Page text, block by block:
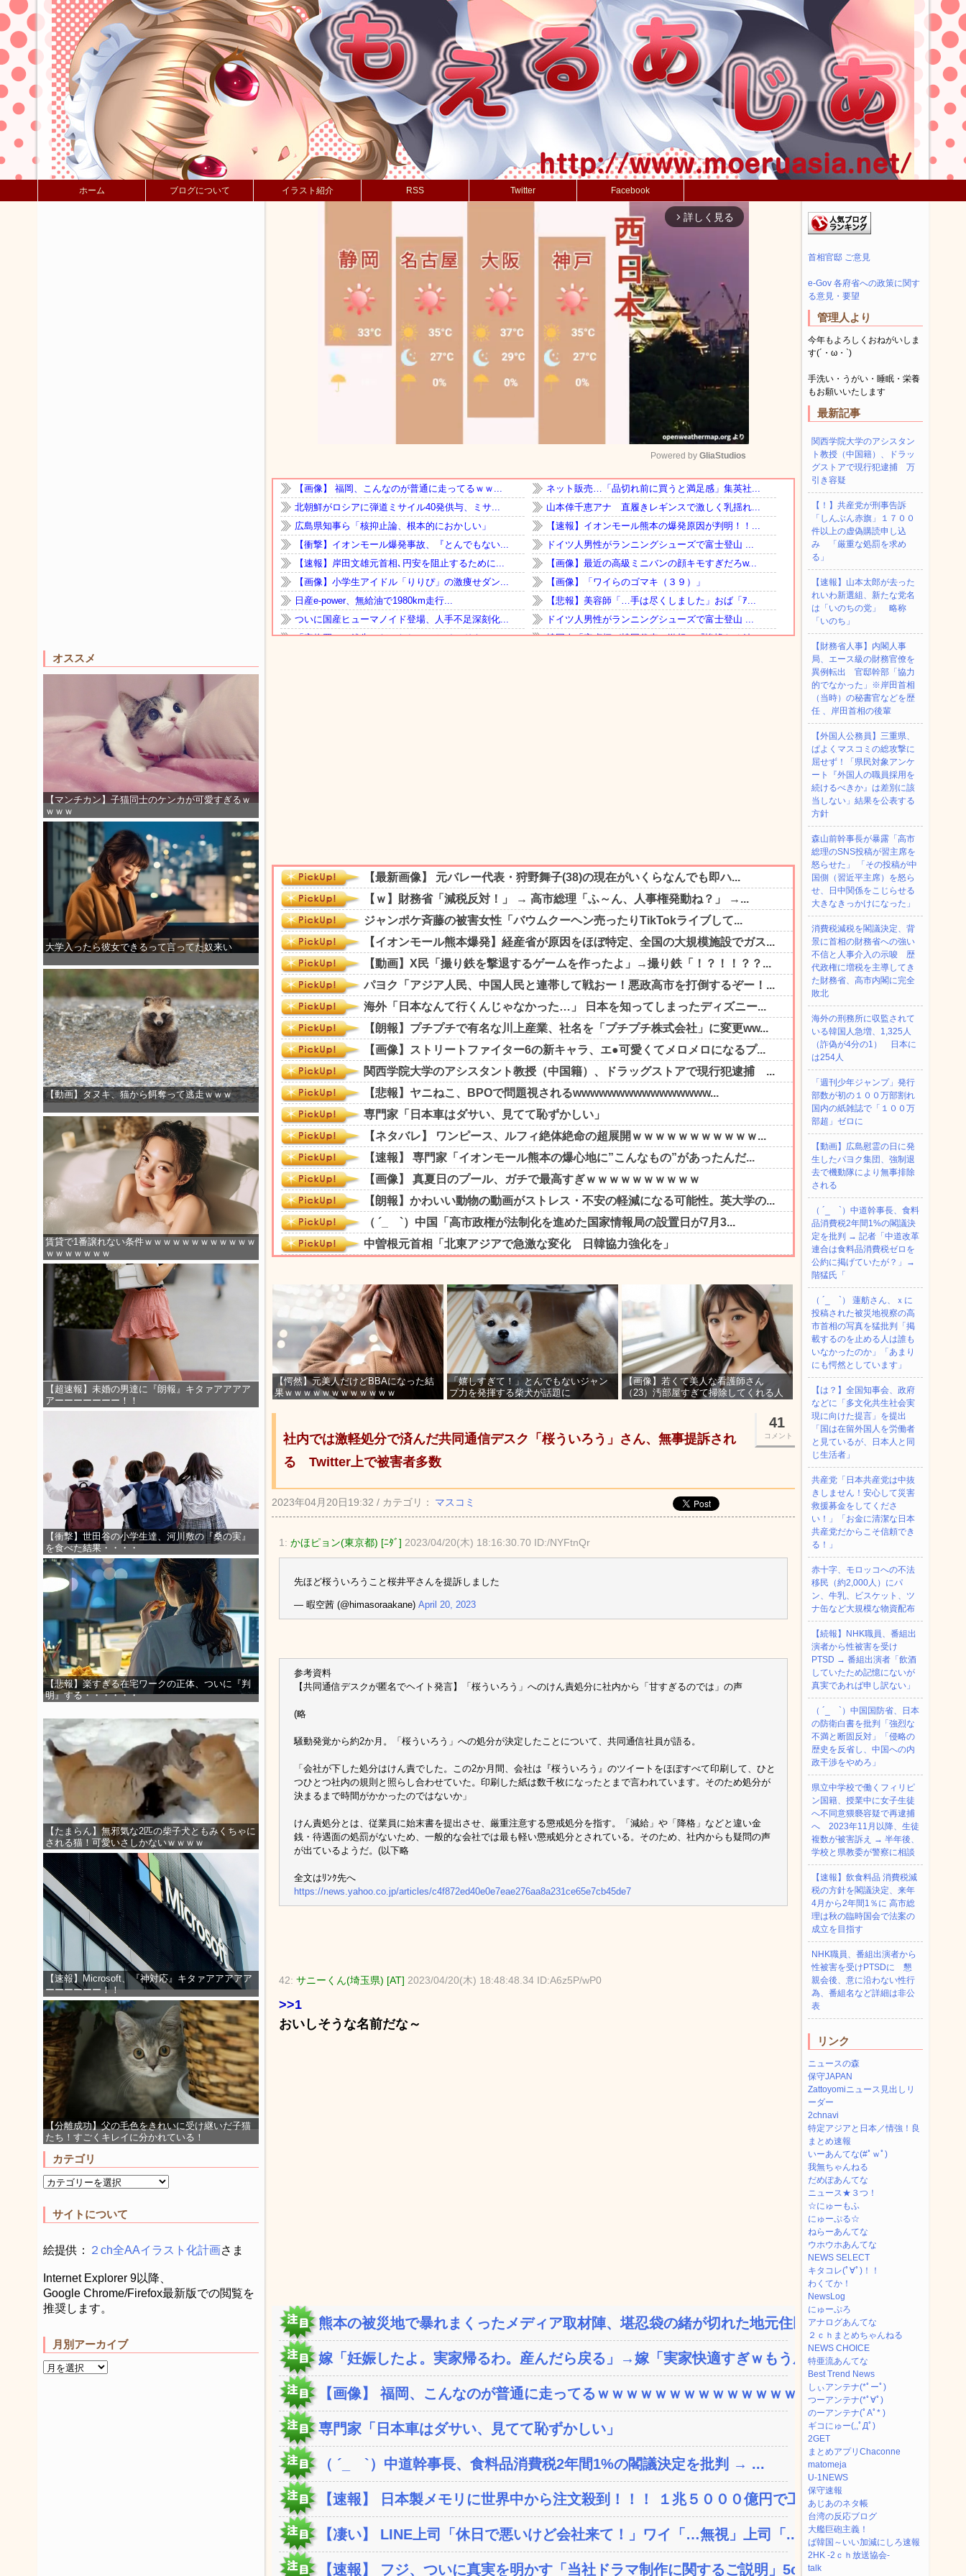
ホーム ブログについて イラスト紹介 RSS Twitter Facebook
オススメ
【マンチカン】子猫同士のケンカが可愛すぎるｗ
ｗｗｗ
大学入ったら彼女できるって言ってた奴来い
【動画】タヌキ、猫から餌奪って逃走ｗｗｗ
賃貸で1番譲れない条件ｗｗｗｗｗｗｗｗｗｗｗｗ
ｗｗｗｗｗｗｗ
【超速報】未婚の男達に『朗報』キタァアアアア
アーーーーーーー！！
【衝撃】世田谷の小学生達、河川敷の『桑の実』
を食べた結果・・・・
【悲報】楽すぎる在宅ワークの正体、ついに『判
明』する・・・・・・
【たまらん】無邪気な2匹の柴子犬ともみくちゃに
される猫！可愛いさしかないｗｗｗｗ
【速報】Microsoft、『神対応』キタァアアアアア
ーーーーーー！！
【分離成功】父の毛色をきれいに受け継いだ子猫
たち！すごくキレイに分かれている！
カテゴリ
サイトについて
絵提供： ２ch全AAイラスト化計画さま
Internet Explorer 9以降、
Google Chrome/Firefox最新版での閲覧を
推奨します。
月別アーカイブ
arrow_forward_ios 詳しく見る
Mute
Powered by GliaStudios
【愕然】元美人だけどBBAになった結
果ｗｗｗｗｗｗｗｗｗｗｗｗ
「嬉しすぎて！」とんでもないジャン
プ力を発揮する柴犬が話題に
【画像】若くて美人な看護師さん
（23）汚部屋すぎて掃除してくれる人
41
コメント
社内では激軽処分で済んだ共同通信デスク「桜ういろう」さん、無事提訴され
る Twitter上で被害者多数
2023年04月20日19:32 / カテゴリ： マスコミ
1: かほピョン(東京都) [ﾆﾀﾞ] 2023/04/20(木) 18:16:30.70 ID:/NYFtnQr
先ほど桜ういろうこと桜井平さんを提訴しました
— 暇空茜 (@himasoraakane) April 20, 2023
参考資料
【共同通信デスクが匿名でヘイト発言】「桜ういろう」へのけん責処分に社内から「甘すぎるのでは」の声
(略
騒動発覚から約2か月。「桜ういろう」への処分が決定したことについて、共同通信社員が語る。
「会社が下した処分はけん責でした。この2か月間、会社は『桜ういろう』のツイートをほぼすべて印刷して、ひと
つひとつ社内の規則と照らし合わせていた。印刷した紙は数千枚になったとまで言われています。そのため処分が
決まるまで時間がかかったのではないか」
けん責処分とは、従業員に始末書を提出させ、厳重注意する懲戒処分を指す。「減給」や「降格」などと違い金
銭・待遇面の処罰がないため、一般的な会社では最も軽い懲戒処分とされている。そのため、社内からも疑問の声
が出ているようだ。(以下略
全文はﾘﾝｸ先へ
https://news.yahoo.co.jp/articles/c4f872ed40e0e7eae276aa8a231ce65e7cb45de7
42: サニーくん(埼玉県) [AT] 2023/04/20(木) 18:48:48.34 ID:A6z5P/wP0
>>1
おいしそうな名前だな～
熊本の被災地で暴れまくったメディア取材陣、堪忍袋の緒が切れた地元住民が...
嫁「妊娠したよ。実家帰るわ。産んだら戻る」→嫁「実家快適すぎｗもう戻り...
【画像】 福岡、こんなのが普通に走ってるｗｗｗｗｗｗｗｗｗｗｗｗｗｗｗ...
専門家「日本車はダサい、見てて恥ずかしい」
（ ´_ゝ`）中道幹事長、食料品消費税2年間1%の閣議決定を批判 → ...
【速報】 日本製メモリに世界中から注文殺到！！！ １兆５０００億円で工...
【凄い】 LINE上司「休日で悪いけど会社来て！」ワイ「…無視」上司「...
【速報】 フジ、ついに真実を明かす「当社ドラマ制作に関するご説明」5c...
首相官邸 ご意見
e-Gov 各府省への政策に関す
る意見・要望
管理人より
今年もよろしくおねがいしま
す(´・ω・`)
手洗い・うがい・睡眠・栄養
もお願いいたします
最新記事
関西学院大学のアシスタン
ト教授（中国籍）、ドラッ
グストアで現行犯逮捕 万
引き容疑
【！】共産党が刑事告訴
「しんぶん赤旗」１７００
件以上の虚偽購読申し込
み 「厳重な処罰を求め
る」
【速報】山本太郎が去った
れいわ新選組、新たな党名
は「いのちの党」 略称
「いのち」
【財務省人事】内閣人事
局、エース級の財務官僚を
異例転出 官邸幹部「協力
的でなかった」※岸田首相
（当時）の秘書官などを歴
任 、岸田首相の後輩
【外国人公務員】三重県、
ぱよくマスコミの総攻撃に
屈せず！「県民対象アンケ
ート『外国人の職員採用を
続けるべきか』は差別に該
当しない」結果を公表する
方針
森山前幹事長が暴露「高市
総理のSNS投稿が習主席を
怒らせた」 「その投稿が中
国側（習近平主席）を怒ら
せ、日中関係をこじらせる
大きなきっかけになった」
消費税減税を閣議決定、背
景に首相の財務省への強い
不信と人事介入の示唆 歴
代政権に増税を主導してき
た財務省、高市内閣に完全
敗北
海外の刑務所に収監されて
いる韓国人急増、1,325人
（詐偽が4分の1） 日本に
は254人
「週刊少年ジャンプ」発行
部数が初の１００万部割れ
国内の紙雑誌で「１００万
部超」ゼロに
【動画】広島慰霊の日に発
生したパヨク集団、強制退
去で機動隊により無事排除
される
（ ´_ゝ`）中道幹事長、食料
品消費税2年間1%の閣議決
定を批判 → 記者「中道改革
連合は食料品消費税ゼロを
公約に掲げていたが？」→
階猛氏「
（ ´_ゝ`） 蓮舫さん、ｘに
投稿された被災地視察の高
市首相の写真を猛批判「掲
載するのを止める人は誰も
いなかったのか」「あまり
にも愕然としています」
【は？】全国知事会、政府
などに「多文化共生社会実
現に向けた提言」を提出
「国は在留外国人を労働者
と見ているが、日本人と同
じ生活者」
共産党「日本共産党は中抜
きしません！安心して災害
救援募金をしてくださ
い！」「お金に清潔な日本
共産党だからこそ信頼でき
る！」
赤十字、モロッコへの不法
移民（約2,000人）にパ
ン、牛乳、ビスケット、ツ
ナ缶など大規模な物資配布
【続報】NHK職員、番組出
演者から性被害を受け
PTSD → 番組出演者「飲酒
していたため記憶にないが
真実であれば申し訳ない」
（ ´_ゝ`）中国国防省、日本
の防衛白書を批判「強烈な
不満と断固反対」「侵略の
歴史を反省し、中国への内
政干渉をやめろ」
県立中学校で働くフィリピ
ン国籍、授業中に女子生徒
へ不同意猥褻容疑で再逮捕
へ 2023年11月以降、生徒
複数が被害訴え → 半年後、
学校と県教委が警察に相談
【速報】飲食料品 消費税減
税の方針を閣議決定、来年
4月から2年間1％に 高市総
理は秋の臨時国会で法案の
成立を目指す
NHK職員、番組出演者から
性被害を受けPTSDに 懇
親会後、意に沿わない性行
為、番組名など詳細は非公
表
リンク
ニュースの森
保守JAPAN
Zattoyomiニュース見出しリ
ーダー
2chnavi
特定アジアと日本／情強！良
まとめ速報
いーあんてな(#ﾟｗﾟ)
我無ちゃんねる
だめぽあんてな
ニュース★３つ！
☆にゅーもふ
にゅーぷる☆
ねらーあんてな
ウホウホあんてな
NEWS SELECT
キタコレ(ﾟ∀ﾟ)！！
わくてか！
NewsLog
にゅーぷろ
アナログあんてな
２ｃｈまとめちゃんねる
NEWS CHOICE
特亜流あんてな
Best Trend News
しぃアンテナ(*ﾟーﾟ)
つーアンテナ(*ﾟ∀ﾟ)
のーアンテナ(ﾟAﾟ* )
ギコにゅー(,,ﾟДﾟ)
2GET
まとめアプリChaconne
matomeja
U-1NEWS
保守速報
あじあのネタ帳
台湾の反応ブログ
大艦巨砲主義！
ば韓国～いい加減にしろ速報
2HK -2ｃｈ放送協会-
talk